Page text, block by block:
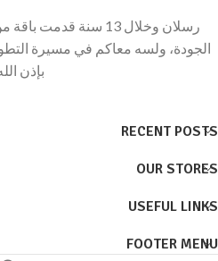
رسلان وخلال 13 سنة
الجودة، ولسه معاكم في مسيرة
بإذن
RECENT POSTS
OUR STORES
USEFUL LINKS
FOOTER MENU